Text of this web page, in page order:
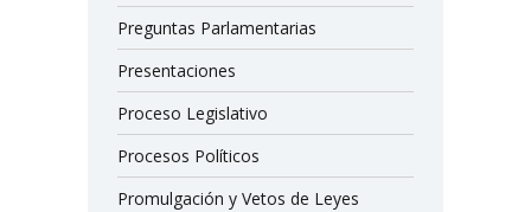
Preguntas Parlamentarias
Presentaciones
Proceso Legislativo
Procesos Políticos
Promulgación y Vetos de Leyes